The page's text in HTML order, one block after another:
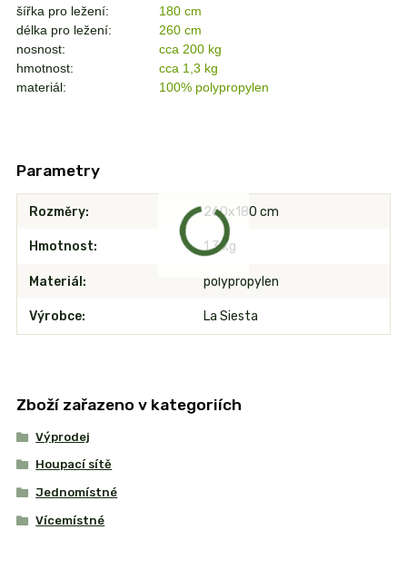
šířka pro ležení:
180 cm
délka pro ležení:
260 cm
nosnost:
cca 200 kg
hmotnost:
cca 1,3 kg
materiál:
100% polypropylen
Parametry
Rozměry 260x180 cm
Hmotnost 1,3 kg
Materiál polypropylen
Výrobce La Siesta
Zboží zařazeno v kategoriích
Výprodej
Houpací sítě
Jednomístné
Vícemístné